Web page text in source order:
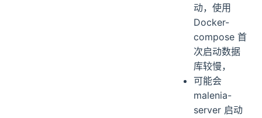
动，使用
Docker-
compose 首
次启动数据
库较慢，
可能会
malenia-
server 启动